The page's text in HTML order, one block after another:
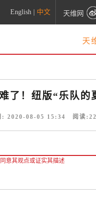
English 中文 天维网
天
了！纽版“乐队的
: 2020-08-05 15:34 阅读:
意其观点或证实其描述